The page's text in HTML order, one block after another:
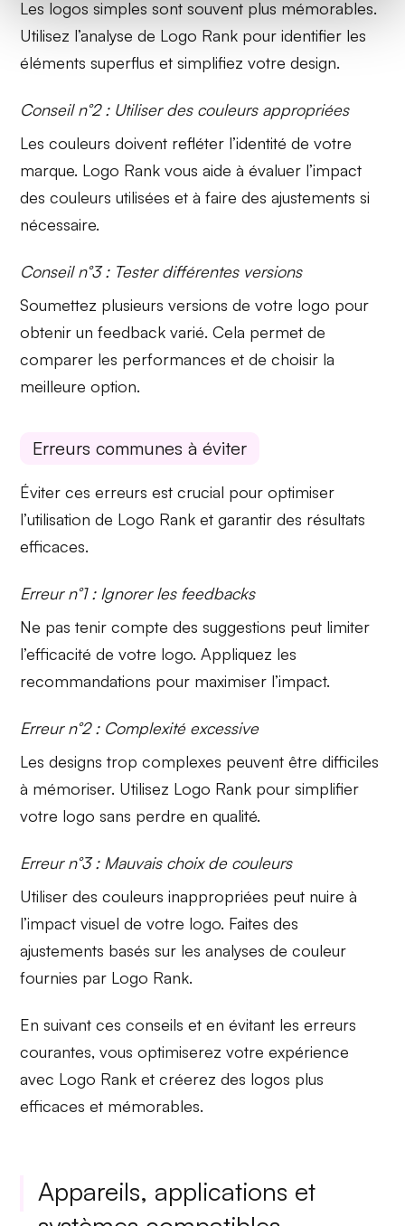
Les logos simples sont souvent plus mémorables.
Utilisez l’analyse de Logo Rank pour identifier les
éléments superflus et simplifiez votre design.
Conseil n°2 : Utiliser des couleurs appropriées
Les couleurs doivent refléter l’identité de votre
marque. Logo Rank vous aide à évaluer l’impact
des couleurs utilisées et à faire des ajustements si
nécessaire.
Conseil n°3 : Tester différentes versions
Soumettez plusieurs versions de votre logo pour
obtenir unfeedback varié. Cela permet de
comparer les performances et de choisir la
meilleure option.
Erreurs communes à éviter
Éviter ces erreurs est crucial pour optimiser
l’utilisation de Logo Rank et garantir des résultats
efficaces.
Erreur n°1 : Ignorer les feedbacks
Ne pas tenir compte dessuggestions peut limiter
l’efficacité de votre logo. Appliquez les
recommandations pour maximiser l’impact.
Erreur n°2 : Complexité excessive
Les designstrop complexes peuvent être difficiles
à mémoriser. Utilisez Logo Rank pour simplifier
votre logo sans perdre en qualité.
Erreur n°3 : Mauvais choix de couleurs
Utiliser descouleurs inappropriées peut nuire à
l’impact visuel de votre logo. Faites des
ajustements basés sur lesanalyses de couleur
fournies par Logo Rank.
En suivant ces conseils et en évitant les erreurs
courantes, vous optimiserez votre expérience
avec Logo Rank et créerez des logos plus
efficaces et mémorables.
Appareils, applications et